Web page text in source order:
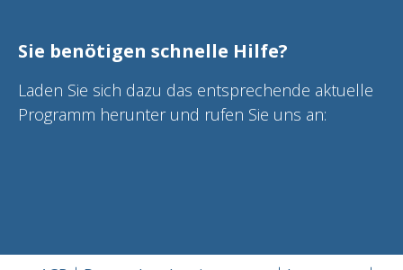
Sie benötigen schnelle Hilfe?
Laden Sie sich dazu das entsprechende aktuelle
Programm herunter und rufen Sie uns an: